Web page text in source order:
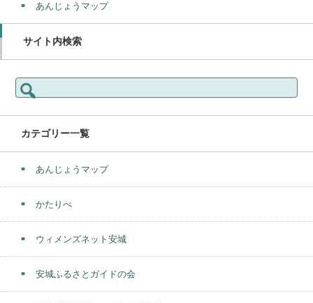
あんじょうマップ
サイト内検索
検
索:
カテゴリー一覧
あんじょうマップ
かたりべ
ウィメンズネット安城
安城ふるさとガイドの会